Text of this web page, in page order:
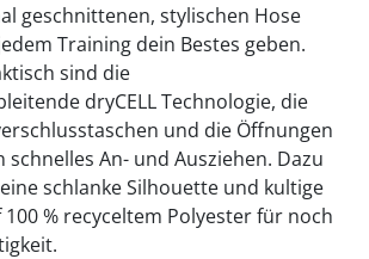
geschnittenen, stylischen Hose
Training dein Bestes geben.
sind die
dryCELL Technologie, die
und die Öffnungen
schnelles An- und Ausziehen. Dazu
schlanke Silhouette und kultige
% recyceltem Polyester für noch